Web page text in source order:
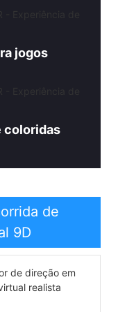
jogos
coloridas
de
9D